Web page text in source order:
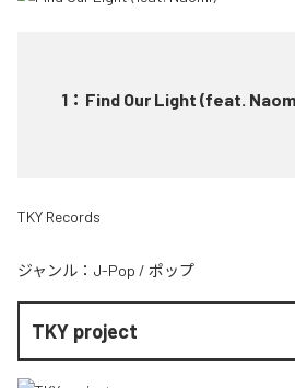
1 ： Find Our Light (feat.
TKY Records
ジャンル： J-Pop / ポップ
TKY project